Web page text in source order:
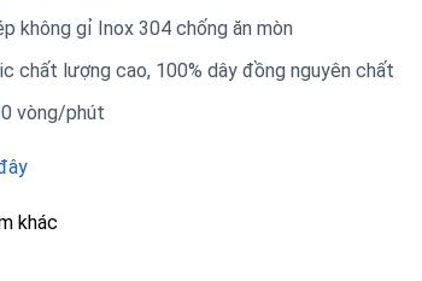
không gỉ Inox 304 chống ăn mòn
chất lượng cao, 100% dây đồng nguyên chất
vòng/phút
khác